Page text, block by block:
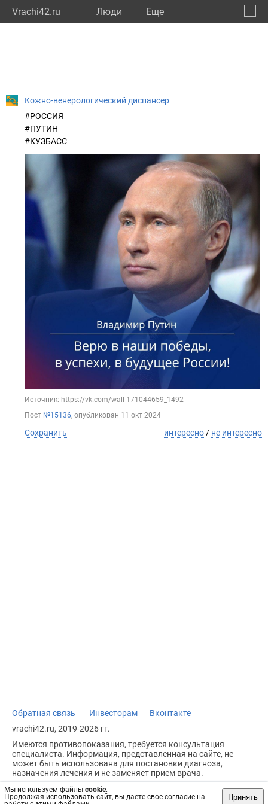
Vrachi42.ru Люди Eще
Мы используем файлы cookie.
Продолжая использовать сайт, вы даете свое согласие на
Принять
Кожно-венерологический диспансер
#РОССИЯ
#ПУТИН
#КУЗБАСС
Источник: https://vk.com/wall-171044659_1492
Пост №15136, опубликован 11 окт 2024
Сохранить интересно / не интересно
Обратная связь Инвесторам
Вконтакте
vrachi42.ru, 2019-2026 гг.
Имеются противопоказания, требуется консультация
специалиста. Информация, представленная на сайте, не
может быть использована для постановки диагноза,
назначения лечения и не заменяет прием врача.
Возрастное ограничение: 18+